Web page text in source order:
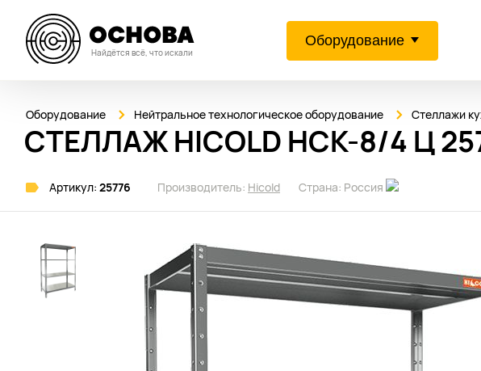
Найдётся всё, что искали
Оборудование
Оборудование Нейтральное технологическое оборудование Стеллажи
СТЕЛЛАЖ HICOLD НСК-8/4 Ц
Артикул: 25776 Производитель: Hicold Страна: Россия